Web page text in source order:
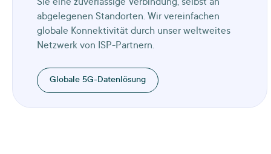
Sie eine zuverlässige Verbindung, selbst an
abgelegenen Standorten. Wir vereinfachen
globale Konnektivität durch unser weltweites
Netzwerk von ISP-Partnern.
Globale 5G-Datenlösung